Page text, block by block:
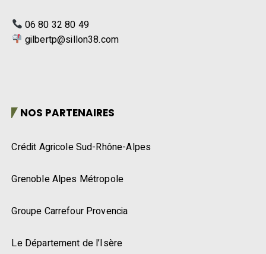
06 80 32 80 49
gilbertp@sillon38.com
NOS PARTENAIRES
Crédit Agricole Sud-Rhône-Alpes
Grenoble Alpes Métropole
Groupe Carrefour Provencia
Le Département de l’Isère